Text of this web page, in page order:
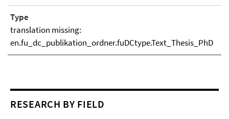
Type
translation missing:
en.fu_dc_publikation_ordner.fuDCtype.Text_Thesis_PhD
RESEARCH BY FIELD